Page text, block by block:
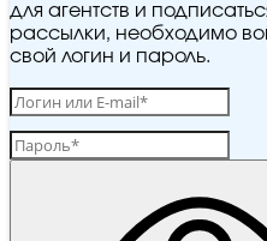
для агентств и
рассылки, необходимо
свой логин и пароль.